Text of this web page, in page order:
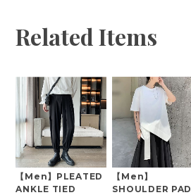
Related Items
【Men】PLEATED
ANKLE TIED
【Men】
SHOULDER PAD